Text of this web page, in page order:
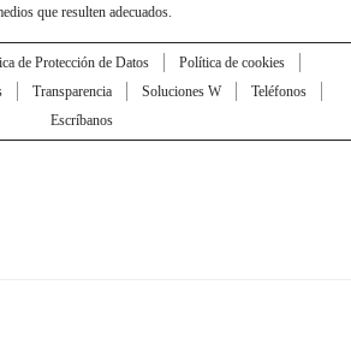
que resulten adecuados.
de Protección de Datos
Política de cookies
Transparencia Soluciones W
Teléfonos
Escríbanos